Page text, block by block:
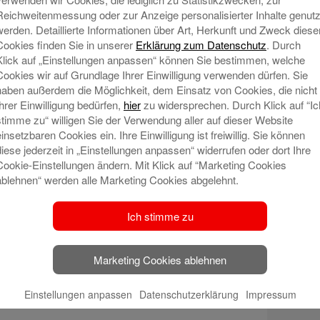
ist, ist schon lange bekannt. Jetzt durften
aus dem Ort und der Umgebung mit dem
trainieren.Der Jugendtrainer der Eisbären,
20 begeisterten Mädchen und Jungen Pässe
werfen. Unterstützt wurde er dabei von den
Baues. Auch das Maskottchen der Eisbären
aller Kinder mit dabei. Nach 90 Minuten
ziemlich k.o., aber es war für die jungen
oder zur Anzeige personalisierter Inhalte
Detaillierte Informationen über Art, Herkunft und Zweck
finden Sie in unserer Erklärung zum Datenschutz. Durch
auf „Einstellungen anpassen“ können Sie bestimmen, welche
wir auf Grundlage Ihrer Einwilligung verwenden dürfen. Sie
außerdem die Möglichkeit, dem Einsatz von Cookies, die nicht
Einwilligung bedürfen, hierzu widersprechen. Durch Klick auf
zu“ willigen Sie der Verwendung aller auf dieser Website
Cookies ein. Ihre Einwilligung ist freiwillig. Sie können
jederzeit in „Einstellungen anpassen“ widerrufen oder dort Ihre
Einstellungen ändern. Mit Klick auf “Marketing Cookies
werden alle Marketing Cookies abgelehnt.
Ich stimme zu
Marketing Cookies ablehnen
Einstellungen anpassen Datenschutzerklärung Impressum